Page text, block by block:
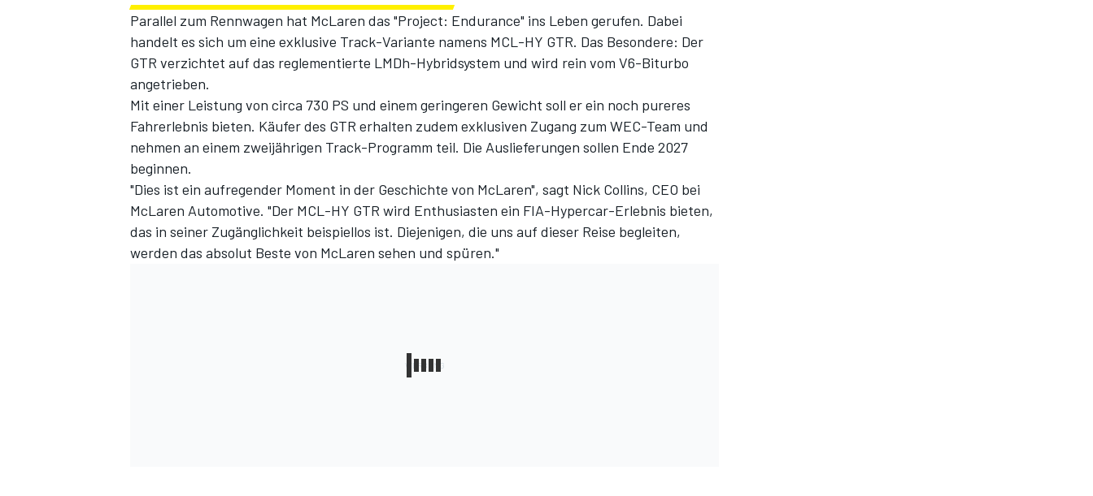
Parallel zum Rennwagen hat McLaren das "Project: Endurance" ins Leben gerufen. Dabei
handelt es sich um eine exklusive Track-Variante namens MCL-HY GTR. Das Besondere: Der
GTR verzichtet auf das reglementierte LMDh-Hybridsystem und wird rein vom V6-Biturbo
angetrieben.
Mit einer Leistung von circa 730 PS und einem geringeren Gewicht soll er ein noch pureres
Fahrerlebnis bieten. Käufer des GTR erhalten zudem exklusiven Zugang zum WEC-Team und
nehmen an einem zweijährigen Track-Programm teil. Die Auslieferungen sollen Ende 2027
beginnen.
"Dies ist ein aufregender Moment in der Geschichte von McLaren", sagt Nick Collins, CEO bei
McLaren Automotive. "Der MCL-HY GTR wird Enthusiasten ein FIA-Hypercar-Erlebnis bieten,
das in seiner Zugänglichkeit beispiellos ist. Diejenigen, die uns auf dieser Reise begleiten,
werden das absolut Beste von McLaren sehen und spüren."